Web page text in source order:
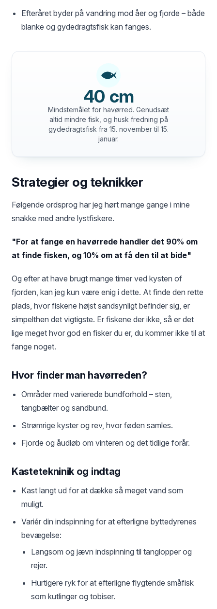
Efteråret byder på vandring mod åer og fjorde – både
blanke og gydedragtsfisk kan fanges.
40 cm
Mindstemålet for havørred. Genudsæt
altid mindre fisk, og husk fredning på
gydedragtsfisk fra 15. november til 15.
januar.
Strategier og teknikker
Følgende ordsprog har jeg hørt mange gange i mine
snakke med andre lystfiskere.
"For at fange en havørrede handler det 90% om
at finde fisken, og 10% om at få den til at bide"
Og efter at have brugt mange timer ved kysten of
fjorden, kan jeg kun være enig i dette. At finde den rette
plads, hvor fiskene højst sandsynligt befinder sig, er
simpelthen det vigtigste. Er fiskene der ikke, så er det
lige meget hvor god en fisker du er, du kommer ikke til at
fange noget.
Hvor finder man havørreden?
Områder med varierede bundforhold – sten,
tangbælter og sandbund.
Strømrige kyster og rev, hvor føden samles.
Fjorde og åudløb om vinteren og det tidlige forår.
Kastetekninik og indtag
Kast langt ud for at dække så meget vand som
muligt.
Variér din indspinning for at efterligne byttedyrenes
bevægelse:
Langsom og jævn indspinning til tanglopper og
rejer.
Hurtigere ryk for at efterligne flygtende småfisk
som kutlinger og tobiser.